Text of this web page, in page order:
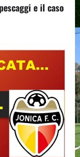
e il caso